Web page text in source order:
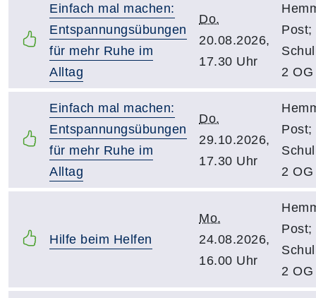
Einfach mal machen:
Entspannungsübungen
für mehr Ruhe im
Alltag
Do.
20.08.2026,
17.30 Uhr
Post;
2 OG
Einfach mal machen:
Entspannungsübungen
für mehr Ruhe im
Alltag
Do.
29.10.2026,
17.30 Uhr
Post;
2 OG
Hilfe beim Helfen
Mo.
24.08.2026,
16.00 Uhr
Post;
2 OG